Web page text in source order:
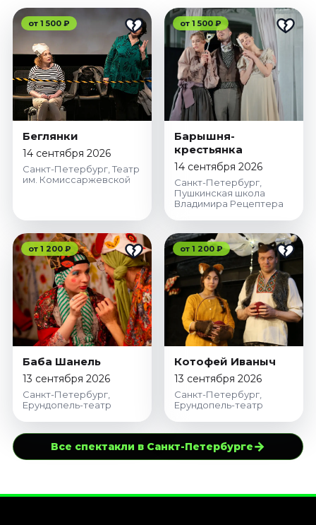
от 1 500 ₽
Беглянки
14 сентября 2026
Санкт-Петербург, Театр
им. Комиссаржевской
от 1 500 ₽
Барышня-
крестьянка
14 сентября 2026
Санкт-Петербург,
Пушкинская школа
Владимира Рецептера
от 1 200 ₽
Баба Шанель
13 сентября 2026
Санкт-Петербург,
Ерундопель-театр
от 1 200 ₽
Котофей Иваныч
13 сентября 2026
Санкт-Петербург,
Ерундопель-театр
Все спектакли в Санкт-Петербурге→